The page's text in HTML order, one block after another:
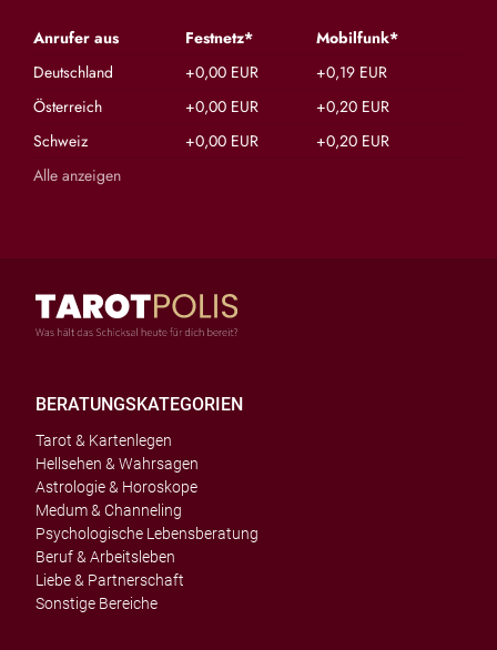
Anrufer aus Festnetz*
Mobilfunk*
Deutschland
+0,00 EUR
+0,19 EUR
Österreich
+0,00 EUR
+0,20 EUR
Schweiz
+0,00 EUR
+0,20 EUR
Alle anzeigen
BERATUNGSKATEGORIEN
Tarot & Kartenlegen
Hellsehen & Wahrsagen
Astrologie & Horoskope
Medum & Channeling
Psychologische Lebensberatung
Beruf & Arbeitsleben
Liebe & Partnerschaft
Sonstige Bereiche